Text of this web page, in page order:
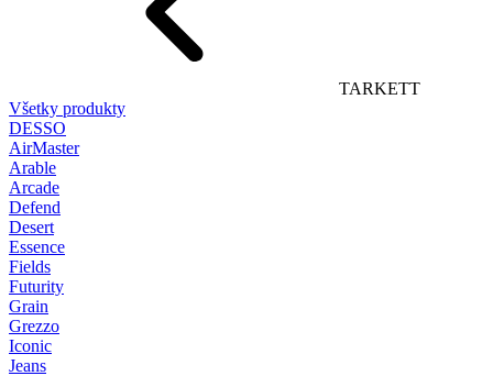
TARKETT
Všetky produkty
DESSO
AirMaster
Arable
Arcade
Defend
Desert
Essence
Fields
Futurity
Grain
Grezzo
Iconic
Jeans